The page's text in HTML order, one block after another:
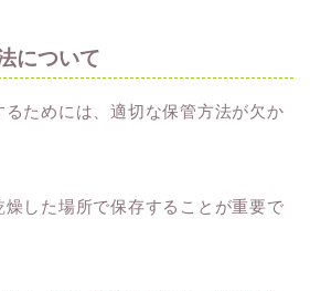
について
るためには、適切な保管方法が欠か
した場所で保存することが重要で